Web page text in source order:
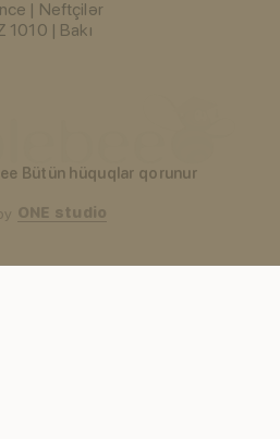
| Neftçilər
1010 | Bakı
Bütün hüquqlar qorunur
ONE studio